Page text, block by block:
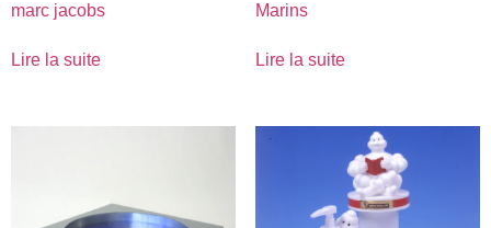
marc jacobs
Lire la suite
Marins
Lire la suite